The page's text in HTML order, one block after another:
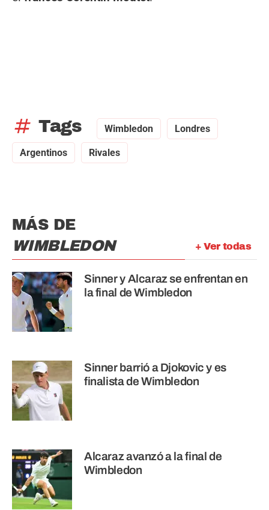
tag Tags Wimbledon Londres
Argentinos Rivales
+ Ver todas
MÁS DE
WIMBLEDON
Sinner y Alcaraz se enfrentan en
la final de Wimbledon
Sinner barrió a Djokovic y es
finalista de Wimbledon
Alcaraz avanzó a la final de
Wimbledon